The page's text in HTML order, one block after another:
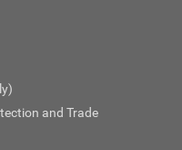
and Trade